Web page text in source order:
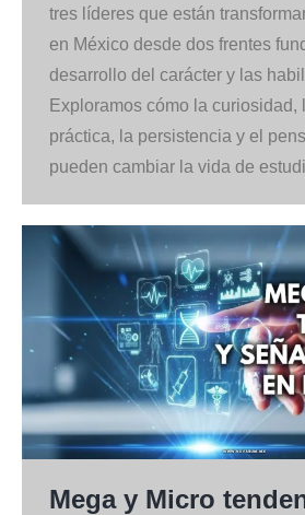
tres líderes que están
en México desde dos frentes
desarrollo del carácter y las
Exploramos cómo la curiosidad,
práctica, la persistencia y el
pueden cambiar la vida de
Mega y Micro